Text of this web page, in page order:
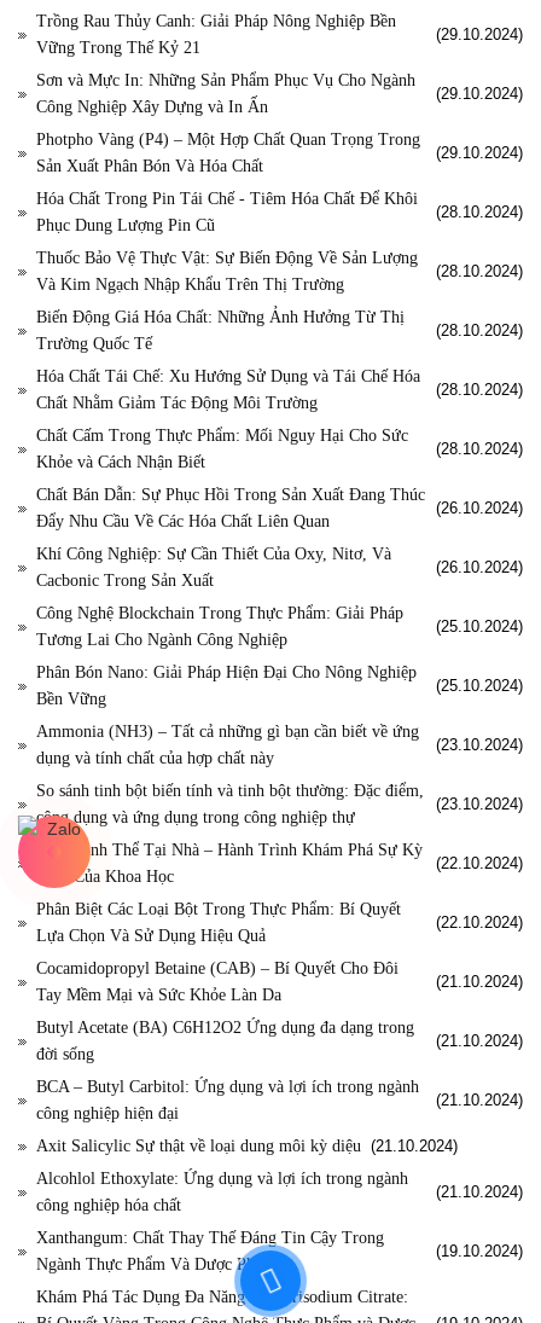
Trồng Rau Thủy Canh: Giải Pháp Nông Nghiệp Bền
Vững Trong Thế Kỷ 21
(29.10.2024)
Sơn và Mực In: Những Sản Phẩm Phục Vụ Cho Ngành
Công Nghiệp Xây Dựng và In Ấn
(29.10.2024)
Photpho Vàng (P4) – Một Hợp Chất Quan Trọng Trong
Sản Xuất Phân Bón Và Hóa Chất
(29.10.2024)
Hóa Chất Trong Pin Tái Chế - Tiêm Hóa Chất Để Khôi
Phục Dung Lượng Pin Cũ
(28.10.2024)
Thuốc Bảo Vệ Thực Vật: Sự Biến Động Về Sản Lượng
Và Kim Ngạch Nhập Khẩu Trên Thị Trường
(28.10.2024)
Biến Động Giá Hóa Chất: Những Ảnh Hưởng Từ Thị
Trường Quốc Tế
(28.10.2024)
Hóa Chất Tái Chế: Xu Hướng Sử Dụng và Tái Chế Hóa
Chất Nhằm Giảm Tác Động Môi Trường
(28.10.2024)
Chất Cấm Trong Thực Phẩm: Mối Nguy Hại Cho Sức
Khỏe và Cách Nhận Biết
(28.10.2024)
Chất Bán Dẫn: Sự Phục Hồi Trong Sản Xuất Đang Thúc
Đẩy Nhu Cầu Về Các Hóa Chất Liên Quan
(26.10.2024)
Khí Công Nghiệp: Sự Cần Thiết Của Oxy, Nitơ, Và
Cacbonic Trong Sản Xuất
(26.10.2024)
Công Nghệ Blockchain Trong Thực Phẩm: Giải Pháp
Tương Lai Cho Ngành Công Nghiệp
(25.10.2024)
Phân Bón Nano: Giải Pháp Hiện Đại Cho Nông Nghiệp
Bền Vững
(25.10.2024)
Ammonia (NH3) – Tất cả những gì bạn cần biết về ứng
dụng và tính chất của hợp chất này
(23.10.2024)
So sánh tinh bột biến tính và tinh bột thường: Đặc điểm,
công dụng và ứng dụng trong công nghiệp thự
(23.10.2024)
Nuôi Tinh Thể Tại Nhà – Hành Trình Khám Phá Sự Kỳ
Diệu Của Khoa Học
(22.10.2024)
Phân Biệt Các Loại Bột Trong Thực Phẩm: Bí Quyết
Lựa Chọn Và Sử Dụng Hiệu Quả
(22.10.2024)
Cocamidopropyl Betaine (CAB) – Bí Quyết Cho Đôi
Tay Mềm Mại và Sức Khỏe Làn Da
(21.10.2024)
Butyl Acetate (BA) C6H12O2 Ứng dụng đa dạng trong
đời sống
(21.10.2024)
BCA – Butyl Carbitol: Ứng dụng và lợi ích trong ngành
công nghiệp hiện đại
(21.10.2024)
Axit Salicylic Sự thật về loại dung môi kỳ diệu (21.10.2024)
Alcohlol Ethoxylate: Ứng dụng và lợi ích trong ngành
công nghiệp hóa chất
(21.10.2024)
Xanthangum: Chất Thay Thế Đáng Tin Cậy Trong
Ngành Thực Phẩm Và Dược Phẩm
(19.10.2024)
Khám Phá Tác Dụng Đa Năng Của Trisodium Citrate: